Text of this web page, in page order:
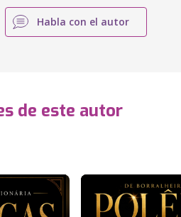
Habla con el autor
de este autor